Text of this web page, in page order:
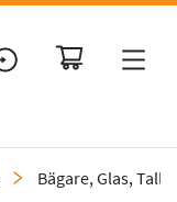
Bägare, Glas,